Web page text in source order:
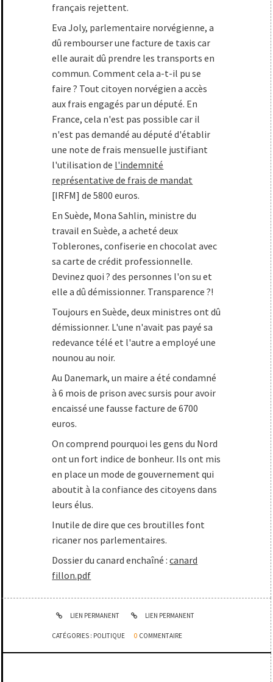
français rejettent.
Eva Joly, parlementaire norvégienne, a
dû rembourser une facture de taxis car
elle aurait dû prendre les transports en
commun. Comment cela a-t-il pu se
faire ? Tout citoyen norvégien a accès
aux frais engagés par un député. En
France, cela n'est pas possible car il
n'est pas demandé au député d'établir
une note de frais mensuelle justifiant
l'utilisation de l'indemnité
représentative de frais de mandat
[IRFM] de 5800 euros.
En Suède, Mona Sahlin, ministre du
travail en Suède, a acheté deux
Toblerones, confiserie en chocolat avec
sa carte de crédit professionnelle.
Devinez quoi ? des personnes l'on su et
elle a dû démissionner. Transparence ?!
Toujours en Suède, deux ministres ont dû
démissionner. L'une n'avait pas payé sa
redevance télé et l'autre a employé une
nounou au noir.
Au Danemark, un maire a été condamné
à 6 mois de prison avec sursis pour avoir
encaissé une fausse facture de 6700
euros.
On comprend pourquoi les gens du Nord
ont un fort indice de bonheur. Ils ont mis
en place un mode de gouvernement qui
aboutit à la confiance des citoyens dans
leurs élus.
Inutile de dire que ces broutilles font
ricaner nos parlementaires.
Dossier du canard enchaîné :canard
fillon.pdf
LIEN PERMANENT LIEN PERMANENT
CATÉGORIES : POLITIQUE 0 COMMENTAIRE